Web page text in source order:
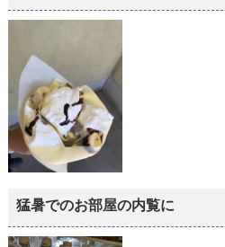
猛暑でのお部屋の内覧に